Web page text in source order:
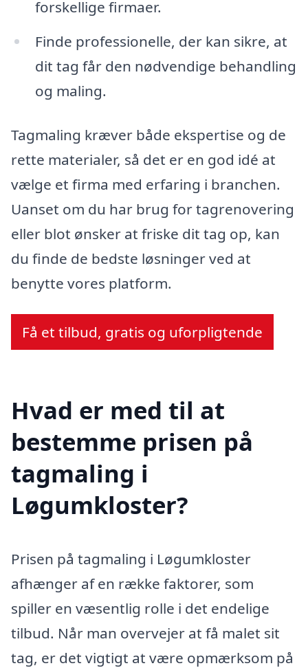
forskellige firmaer.
Finde professionelle, der kan sikre, at
dit tag får den nødvendige behandling
og maling.
Tagmaling kræver både ekspertise og de
rette materialer, så det er en god idé at
vælge et firma med erfaring i branchen.
Uanset om du har brug for tagrenovering
eller blot ønsker at friske dit tag op, kan
du finde de bedste løsninger ved at
benytte vores platform.
Få et tilbud, gratis og uforpligtende
Hvad er med til at
bestemme prisen på
tagmaling i
Løgumkloster?
Prisen på tagmaling i Løgumkloster
afhænger af en række faktorer, som
spiller en væsentlig rolle i det endelige
tilbud. Når man overvejer at få malet sit
tag, er det vigtigt at være opmærksom på